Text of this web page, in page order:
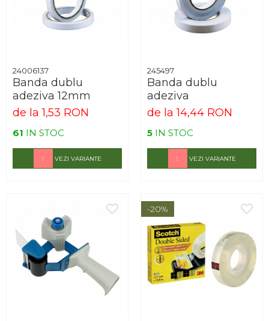
Bibliorafturi, Alonje
Capse pt capsatoare
Perforatoare
Adezivi, Benzi adezive
Cuttere, Foarfeci
Ambalare
Stampile
24006137
Banda dublu
adeziva 12mm
de la 1,53 RON
61 IN STOC
VEZI VARIANTE
245497
Banda dublu
adeziva
de la 14,44 RON
5 IN STOC
VEZI VARIANTE
-20%